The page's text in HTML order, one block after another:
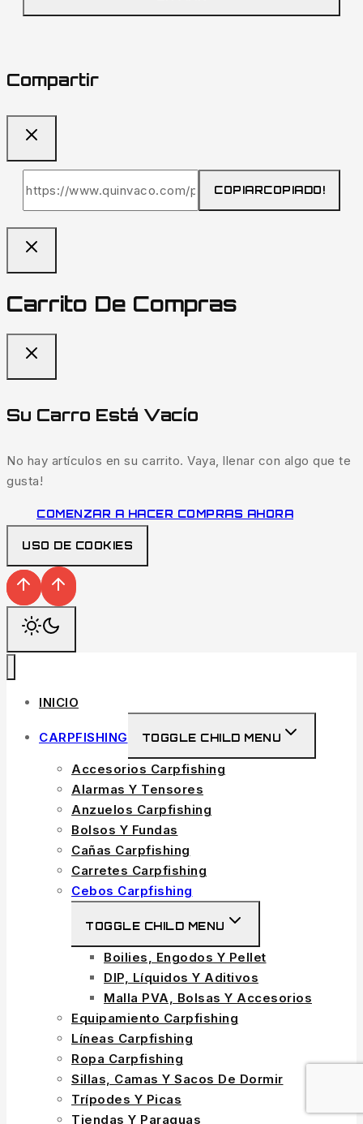
Compartir
COPIARCOPIADO!
Carrito De Compras
Su Carro Está Vacío
No hay artículos en su carrito. Vaya, llenar con algo que te
gusta!
COMENZAR A HACER COMPRAS AHORA
USO DE COOKIES
INICIO
CARPFISHING TOGGLE CHILD MENU
Accesorios Carpfishing
Alarmas Y Tensores
Anzuelos Carpfishing
Bolsos Y Fundas
Cañas Carpfishing
Carretes Carpfishing
Cebos Carpfishing
TOGGLE CHILD MENU
Boilies, Engodos Y Pellet
DIP, Líquidos Y Aditivos
Malla PVA, Bolsas Y Accesorios
Equipamiento Carpfishing
Líneas Carpfishing
Ropa Carpfishing
Sillas, Camas Y Sacos De Dormir
Trípodes Y Picas
Tiendas Y Paraguas